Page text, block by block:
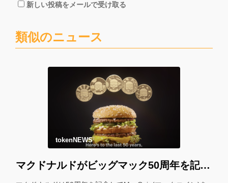
新しい投稿をメールで受け取る
類似のニュース
tokenNEWS
マクドナルドがビッグマック50周年を記念して「マックコイン」を配布！＊